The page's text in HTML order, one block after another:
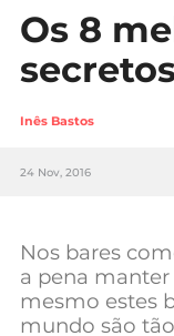
Carreira
Os 8
Inês Bastos
24 Nov, 2016
Nos bares
a pena manter
mesmo estes
mundo são